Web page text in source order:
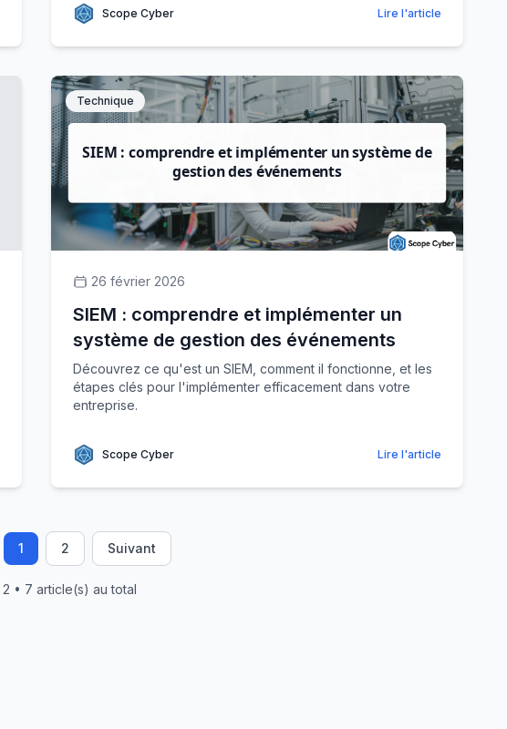
Scope Cyber Lire l'article
Technique
26 février 2026
SIEM : comprendre et implémenter un
système de gestion des événements
Découvrez ce qu'est un SIEM, comment il fonctionne, et les
étapes clés pour l'implémenter efficacement dans votre
entreprise.
Scope Cyber Lire l'article
1 2 Suivant
2 • 7 article(s) au total